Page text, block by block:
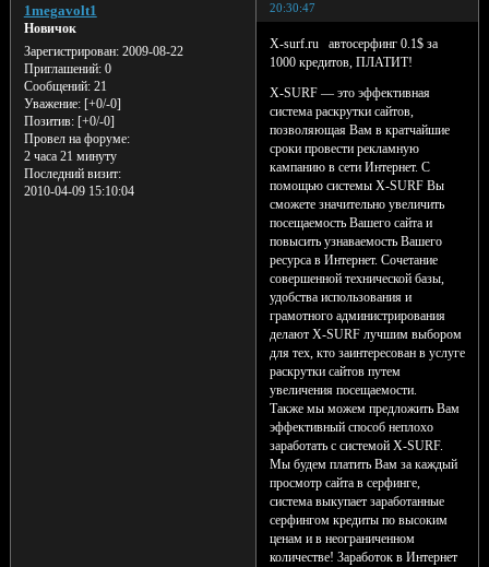
20:30:47
1megavolt1
Новичок
Зарегистрирован: 2009-08-22
Приглашений:0
Сообщений:21
Уважение: [+0/-0]
Позитив: [+0/-0]
Провел на форуме:
2 часа 21 минуту
Последний визит:
2010-04-09 15:10:04
X-surf.ru автосерфинг 0.1$ за
1000 кредитов, ПЛАТИТ!
X-SURF — это эффективная
система раскрутки сайтов,
позволяющая Вам в кратчайшие
сроки провести рекламную
кампанию в сети Интернет. С
помощью системы X-SURF Вы
сможете значительно увеличить
посещаемость Вашего сайта и
повысить узнаваемость Вашего
ресурса в Интернет. Сочетание
совершенной технической базы,
удобства использования и
грамотного администрирования
делают X-SURF лучшим выбором
для тех, кто заинтересован в услуге
раскрутки сайтов путем
увеличения посещаемости.
Также мы можем предложить Вам
эффективный способ неплохо
заработать с системой X-SURF.
Мы будем платить Вам за каждый
просмотр сайта в серфинге,
система выкупает заработанные
серфингом кредиты по высоким
ценам и в неограниченном
количестве! Заработок в Интернет